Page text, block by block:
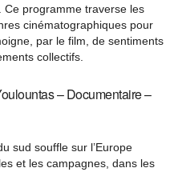
programme traverse les
cinématographiques pour
par le film, de sentiments
collectifs.
– Documentaire –
sud souffle sur l’Europe
et les campagnes, dans les